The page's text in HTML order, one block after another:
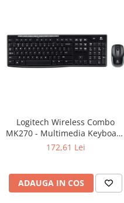
Componente PC
Placi de Baza
Placi Video
SSD
Hard Disc-uri
Carcase
Logitech Wireless Combo
MK270 - Multimedia Keyboard
+ Mouse, Black
172,61 Lei
ADAUGA IN COS